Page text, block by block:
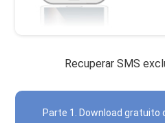
Recuperar SMS
Parte 1. Download gratuito